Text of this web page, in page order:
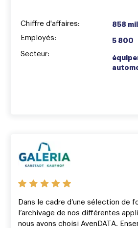
Chiffre d'affaires:
Employés:
Secteur:
858
5 800
Dans le cadre d’une sélection de
l’archivage de nos différentes
nous avons choisi AvenDATA.